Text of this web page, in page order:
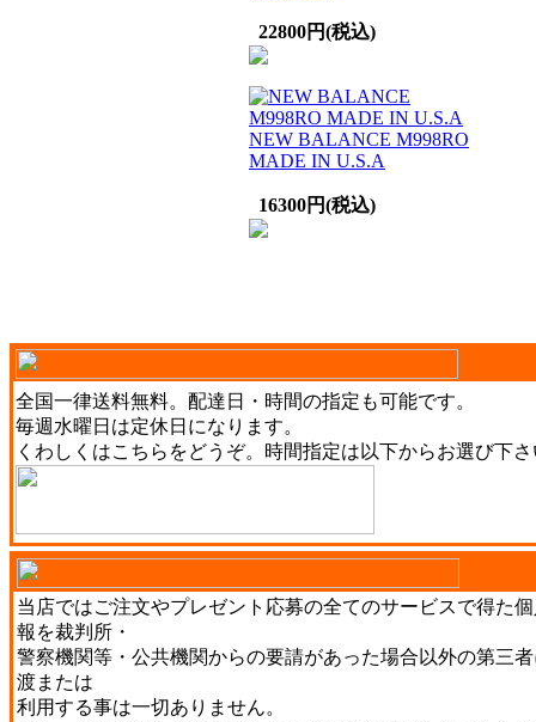
22800円(税込)
NEW BALANCE M998RO
MADE IN U.S.A
16300円(税込)
全国一律送料無料。配達日・時間の指定も可能です。
毎週水曜日は定休日になります。
くわしくはこちら をどうぞ。時間指定は以下からお選び下
当店ではご注文やプレゼント応募の全てのサービスで得た
報を裁判所・
警察機関等・公共機関からの要請があった場合以外の第三
渡または
利用する事は一切ありません。